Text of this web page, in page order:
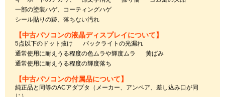
一部の塗装ハゲ、コーティングハゲ
シール貼りの跡、落ちない汚れ
【中古パソコンの液晶ディスプレイについて】
5点以下のドット抜け
バックライトの光漏れ
通常使用に耐えうる程度の色ムラや輝度ムラ
黄ばみ
通常使用に耐えうる程度の輝度落ち
【中古パソコンの付属品について】
純正品と同等のACアダプタ（メーカー、アンペア、差し込み口が同